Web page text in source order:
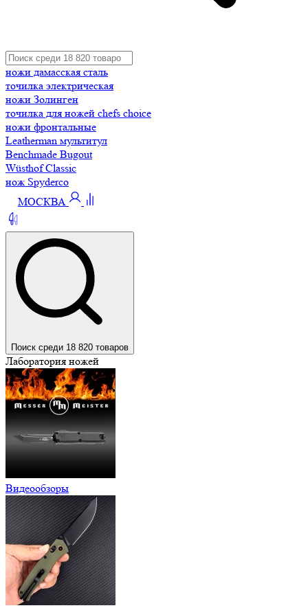
ножи дамасская сталь
точилка электрическая
ножи Золинген
точилка для ножей chefs choice
ножи фронтальные
Leatherman мультитул
Benchmade Bugout
Wüsthof Classic
нож Spyderco
МОСКВА
Поиск среди 18 820 товаров
Лаборатория ножей
Видеообзоры